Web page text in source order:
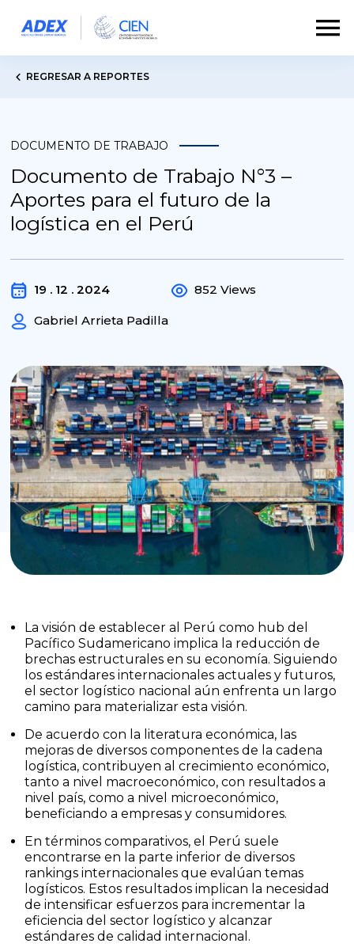
REGRESAR A REPORTES
DOCUMENTO DE TRABAJO
Documento de Trabajo N°3 –
Aportes para el futuro de la
logística en el Perú
19 . 12 . 2024
Gabriel Arrieta Padilla
852 Views
La visión de establecer al Perú como hub del
Pacífico Sudamericano implica la reducción de
brechas estructurales en su economía. Siguiendo
los estándares internacionales actuales y futuros,
el sector logístico nacional aún enfrenta un largo
camino para materializar esta visión.
De acuerdo con la literatura económica, las
mejoras de diversos componentes de la cadena
logística, contribuyen al crecimiento económico,
tanto a nivel macroeconómico, con resultados a
nivel país, como a nivel microeconómico,
beneficiando a empresas y consumidores.
En términos comparativos, el Perú suele
encontrarse en la parte inferior de diversos
rankings internacionales que evalúan temas
logísticos. Estos resultados implican la necesidad
de intensificar esfuerzos para incrementar la
eficiencia del sector logístico y alcanzar
estándares de calidad internacional.